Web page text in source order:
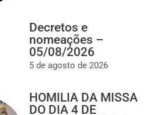
Decretos e
nomeações –
05/08/2026
5 de agosto de 2026
HOMILIA DA MISSA
DO DIA 4 DE